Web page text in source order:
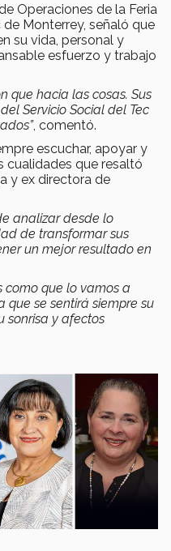
Operaciones de la Feria
Monterrey, señaló que
su vida, personal y
esfuerzo y trabajo
que hacia las cosas. Sus
Servicio Social del Tec
, comentó.
escuchar, apoyar y
cualidades que resaltó
y ex directora de
analizar desde lo
de transformar sus
un mejor resultado en
como que lo vamos a
que se sentirá siempre su
sonrisa y afectos